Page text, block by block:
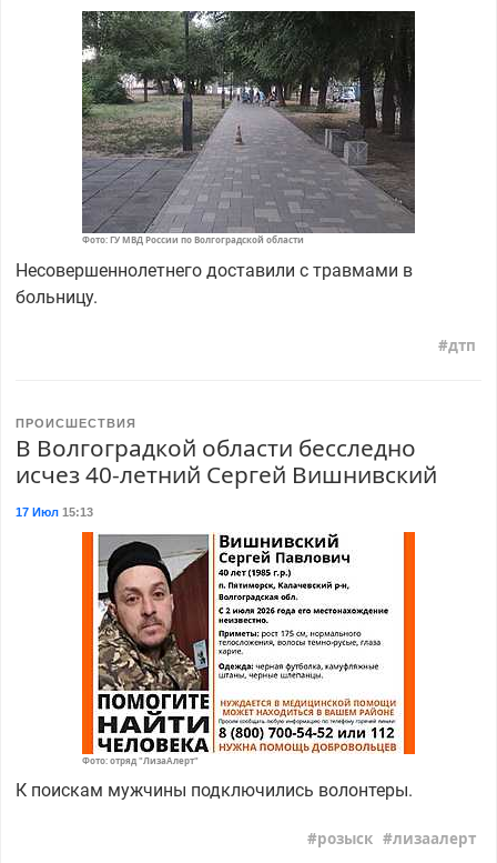
Фото: ГУ МВД России по Волгоградской области
Несовершеннолетнего доставили с травмами в
больницу.
дтп
ПРОИСШЕСТВИЯ
В Волгоградкой области бесследно
исчез 40-летний Сергей Вишнивский
17 Июл15:13
Фото: отряд "ЛизаАлерт"
К поискам мужчины подключились волонтеры.
розыск лизаалерт